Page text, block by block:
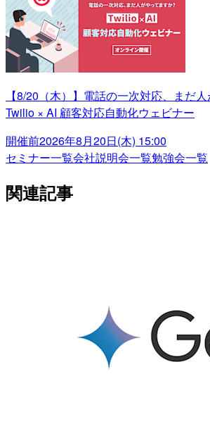
【8/20（木）】電話の一次対応、まだ
Twilio × AI 顧客対応自動化ウェビナー
開催前2026年8月20日(木) 15:00
セミナー一覧会社説明会一覧勉強会一覧
関連記事